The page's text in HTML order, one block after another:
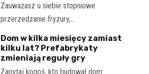
Zauważasz u siebie stopniowe
przerzedzanie fryzury,…
Dom w kilka miesięcy zamiast
kilku lat? Prefabrykaty
zmieniają reguły gry
Zapytaj kogoś, kto budował dom